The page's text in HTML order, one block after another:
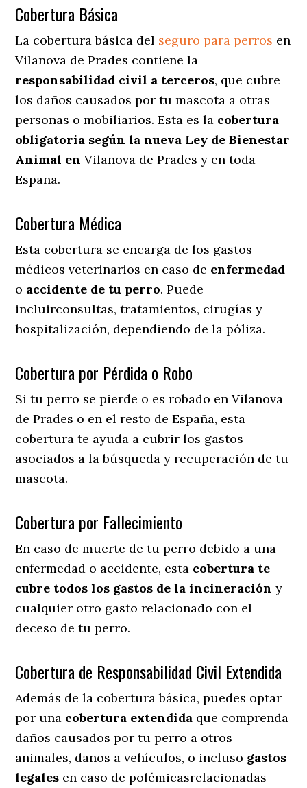
Cobertura Básica
La cobertura básica del seguro para perros en
Vilanova de Prades contiene la
responsabilidad civil a terceros, que cubre
los daños causados por tu mascota a otras
personas o mobiliarios. Esta es la cobertura
obligatoria según la nueva Ley de Bienestar
Animal enVilanova de Prades y en toda
España.
Cobertura Médica
Esta cobertura se encarga de los gastos
médicos veterinarios en caso de enfermedad
o accidente de tu perro. Puede
incluirconsultas, tratamientos, cirugías y
hospitalización, dependiendo de la póliza.
Cobertura por Pérdida o Robo
Si tu perro se pierde o es robado en Vilanova
de Prades o en el resto de España, esta
cobertura te ayuda a cubrir los gastos
asociados a la búsqueda y recuperación de tu
mascota.
Cobertura por Fallecimiento
En caso de muerte de tu perro debido a una
enfermedad o accidente, esta cobertura te
cubre todos los gastos de la incineración y
cualquier otro gasto relacionado con el
deceso de tu perro.
Cobertura de Responsabilidad Civil Extendida
Además de la cobertura básica, puedes optar
por una cobertura extendida que comprenda
daños causados por tu perro a otros
animales, daños a vehículos, o incluso gastos
legales en caso de polémicasrelacionadas